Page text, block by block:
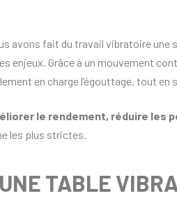
avons fait du travail vibratoire
enjeux. Grâce à un mouvement
en charge l’égouttage, tout
le rendement, réduire les
les plus strictes.
TABLE